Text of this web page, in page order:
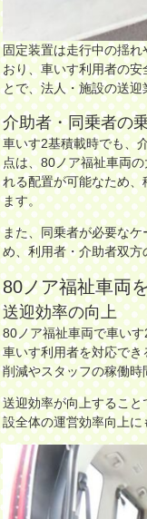
固定装置は走行中の揺
おり、車いす利用者の
とで、法人・施設の送
介助者・同乗者の
車いす2基積載時でも、
点は、80ノア福祉車両
れる配置が可能なため
ます。
また、同乗者が必要な
め、利用者・介助者双
80ノア福祉車両
送迎効率の向上
80ノア福祉車両で車い
車いす利用者を対応で
削減やスタッフの稼働
送迎効率が向上するこ
設全体の運営効率向上に